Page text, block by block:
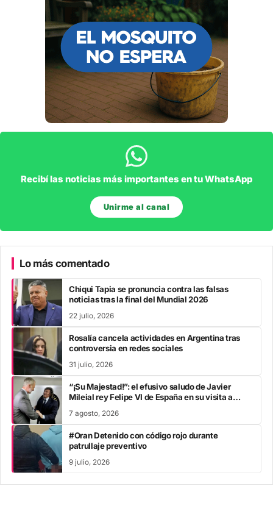
Recibí las noticias más importantes en tu WhatsApp
Unirme al canal
Lo más comentado
Chiqui Tapia se pronuncia contra las falsas
noticias tras la final del Mundial 2026
22 julio, 2026
Rosalía cancela actividades en Argentina tras
controversia en redes sociales
31 julio, 2026
“¡Su Majestad!”: el efusivo saludo de Javier
Mileial rey Felipe VI de España en su visita a
7 agosto, 2026
#Oran Detenido con código rojo durante
patrullaje preventivo
9 julio, 2026